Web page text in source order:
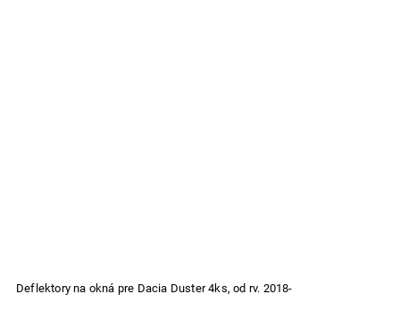
Deflektory na okná pre Dacia Duster 4ks, od rv. 2018-